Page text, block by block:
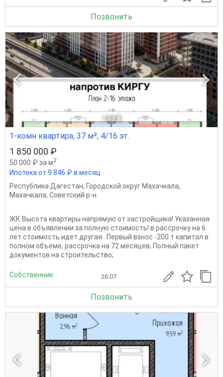
Позвонить
1 из 9
1-комн квартира, 37 м², 4/16 эт.
1 850 000 ₽
50 000 ₽ за м2
Ипотека от 9 846 ₽ в месяц
Республика Дагестан, Городской округ Махачкала,
Махачкала, Советский р-н
ЖК Высота квартиры напрямую от застройщика! Указанная
цена в объявлении за полную стоимость! в рассрочку на 6
лет стоимость идет другая . Первый взнос -200 т капитал в
полном объеме; рассрочка на 72 месяцев; Полный пакет
документов на строительство;
Собственник 26.07
Позвонить